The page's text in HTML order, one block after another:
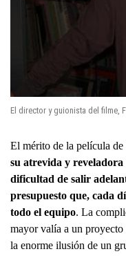
El director y guionista del filme,
El mérito de la película de
su atrevida y
dificultad de salir
presupuesto que, cada
todo el equipo. La
mayor valía a un
la enorme ilusión de un